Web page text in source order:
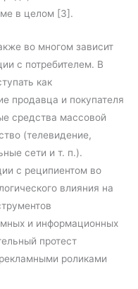
в целом [3].
во многом зависит
с потребителем. В
как
продавца и покупателя
средства массовой
(телевидение,
сети и т. п.).
с реципиентом во
влияния на
и информационных
протест
роликами